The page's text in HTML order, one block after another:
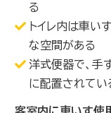
る
トイレ内は車い
な空間がある
洋式便器で、手
に配置されてい
客室内に車いす使